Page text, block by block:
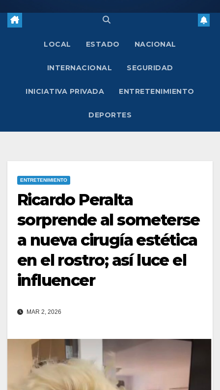
LOCAL ESTADO NACIONAL
INTERNACIONAL SEGURIDAD
INICIATIVA PRIVADA ENTRETENIMIENTO
DEPORTES
ENTRETENIMIENTO
Ricardo Peralta
sorprende al someterse
a nueva cirugía estética
en el rostro; así luce el
influencer
MAR 2, 2026